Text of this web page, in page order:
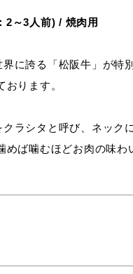
2～3人前) / 焼肉用
に誇る「松阪牛」が
ります。
ラシタと呼び、ネック
ば噛むほどお肉の味